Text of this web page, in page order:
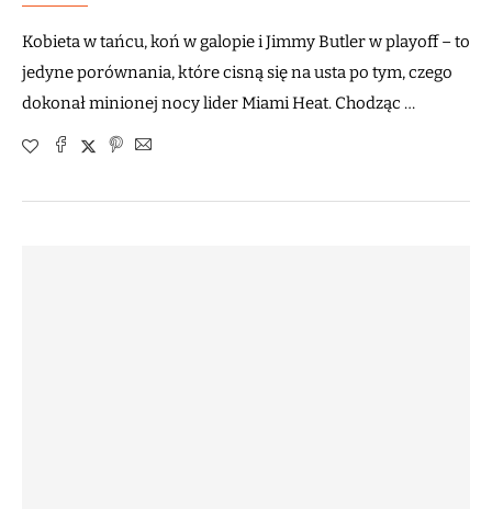
Kobieta w tańcu, koń w galopie i Jimmy Butler w playoff – to
jedyne porównania, które cisną się na usta po tym, czego
dokonał minionej nocy lider Miami Heat. Chodząc …